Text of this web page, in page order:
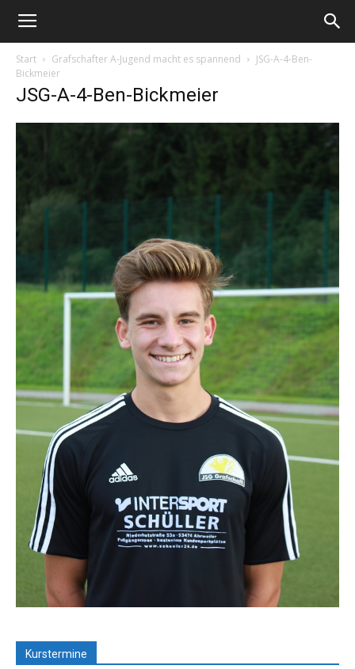
Start Grafschafter A-Jugend macht es spannend
JSG-A-4-Ben-
Bickmeier
JSG-A-4-Ben-Bickmeier
Kurstermine